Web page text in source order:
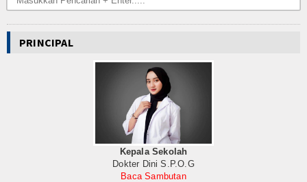
Politik
PRINCIPAL
Kepala Sekolah
Dokter Dini S.P.O.G
Baca Sambutan